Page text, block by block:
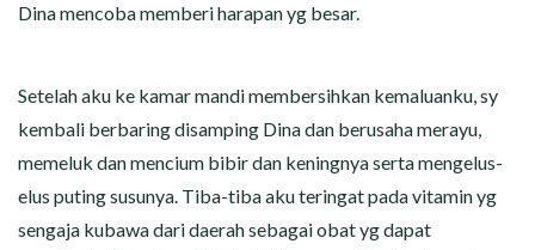
Dina mencoba memberi harapan yg besar.
Setelah aku ke kamar mandi membersihkan kemaluanku, sy
kembali berbaring disamping Dina dan berusaha merayu,
memeluk dan mencium bibir dan keningnya serta mengelus-
elus puting susunya. Tiba-tiba aku teringat pada vitamin yg
sengaja kubawa dari daerah sebagai obat yg dapat